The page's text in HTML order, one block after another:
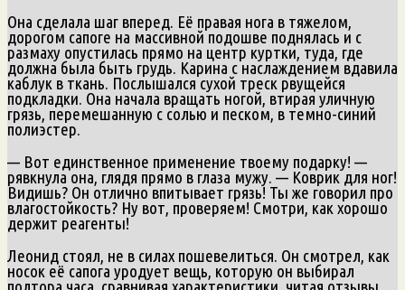
Она сделала шаг вперед. Её правая нога в тяжелом,
дорогом сапоге на массивной подошве поднялась и с
размаху опустилась прямо на центр куртки, туда, где
должна была быть грудь. Карина с наслаждением вдавила
каблук в ткань. Послышался сухой треск рвущейся
подкладки. Она начала вращать ногой, втирая уличную
грязь, перемешанную с солью и песком, в темно-синий
полиэстер.
— Вот единственное применение твоему подарку! —
рявкнула она, глядя прямо в глаза мужу. — Коврик для ног!
Видишь? Он отлично впитывает грязь! Ты же говорил про
влагостойкость? Ну вот, проверяем! Смотри, как хорошо
держит реагенты!
Леонид стоял, не в силах пошевелиться. Он смотрел, как
носок её сапога уродует вещь, которую он выбирал
полтора часа, сравнивая характеристики, читая отзывы,